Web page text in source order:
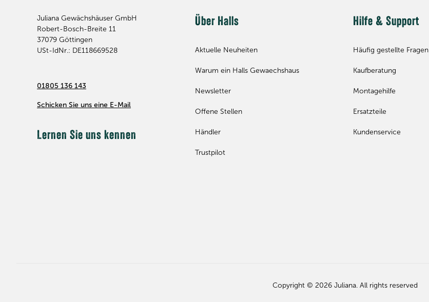
Juliana Gewächshäuser GmbH
Robert-Bosch-Breite 11
37079 Göttingen
USt-IdNr.: DE118669528
01805 136 143
Schicken Sie uns eine E-Mail
Lernen Sie uns kennen
Über Halls
Aktuelle Neuheiten
Warum ein Halls Gewaechshaus
Newsletter
Offene Stellen
Händler
Trustpilot
Hilfe & Support
Häufig gestellte Fragen
Kaufberatung
Montagehilfe
Ersatzteile
Kundenservice
Copyright © 2026 Juliana. All rights reserved